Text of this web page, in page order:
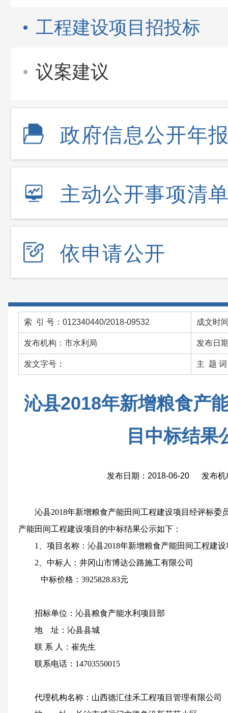
工程建设项目招投标
议案建议
政府信息公开年
主动公开事项清
依申请公开
索 引 号：012340440/2018-09532 成文时
发布机构：市水利局 发布日
发文字号： 主 题 词
沁县2018年新增粮食产
目中标结果
发布日期：2018-06-20 发布机
沁县2018年新增粮食产能田间工程建设项目 经评标委
产能田间工程建设项目 的中标结果公示如下：
1
、项目名称： 沁县2018年新增粮食产能田间工程建设
2 、中标人： 井冈山市博达公路施工有限公司
中标价格： 3925828.83元
招标单位：沁县粮食产能水利项目部
地
址：沁县县城
联 系 人：崔先生
联系电话： 14703550015
代理机构名称：山西德汇佳禾工程项目管理有限公司